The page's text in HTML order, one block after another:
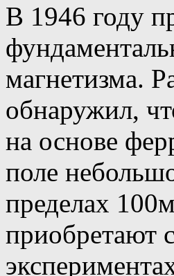
В 1946 году
магнетизма.
обнаружил,
на основе
поле
пределах
приобретают